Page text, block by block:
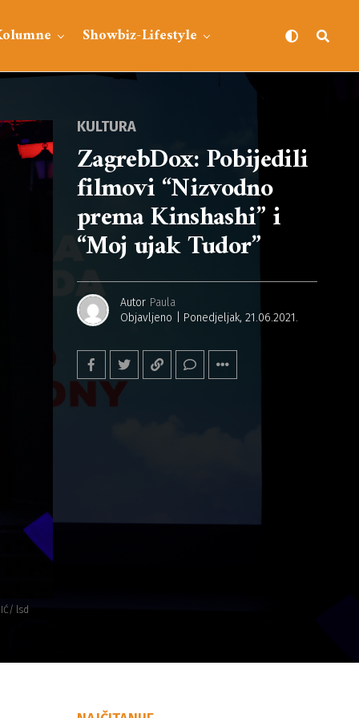
Showbiz-Lifestyle
lsd
KULTURA
ZagrebDox: Pobijedili
filmovi “Nizvodno
prema Kinshashi” i
“Moj ujak Tudor”
Autor Paula
Objavljeno
Ponedjeljak, 21.06.2021.